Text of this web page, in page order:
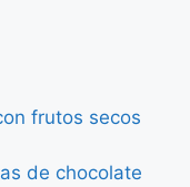
frutos secos
de chocolate